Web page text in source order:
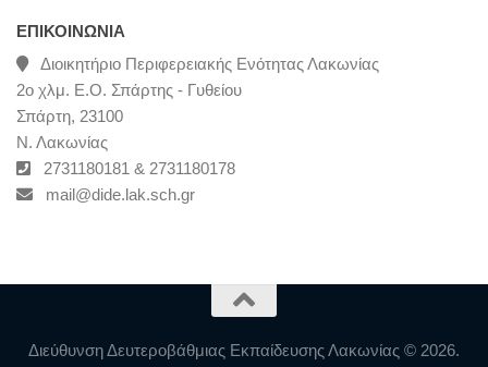
ΕΠΙΚΟΙΝΩΝΊΑ
Διοικητήριο Περιφερειακής Ενότητας Λακωνίας
2ο χλμ. Ε.Ο. Σπάρτης - Γυθείου
Σπάρτη, 23100
Ν. Λακωνίας
2731180181 & 2731180178
mail@dide.lak.sch.gr
Διεύθυνση Δευτεροβάθμιας Εκπαίδευσης Λακωνίας © 2026.